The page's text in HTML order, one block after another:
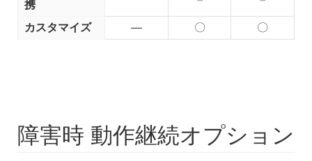
携
カスタマイズ ― 〇 〇
障害時 動作継続オプション